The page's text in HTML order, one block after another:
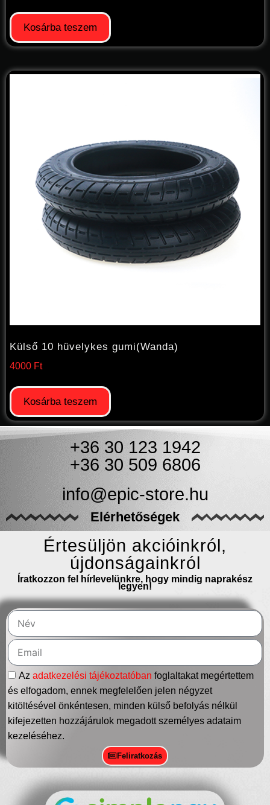
Kosárba teszem
Külső 10 hüvelykes gumi(Wanda)
4000 Ft
Kosárba teszem
+36 30 123 1942
+36 30 509 6806
info@epic-store.hu
Elérhetőségek
Értesüljön akcióinkról,
újdonságainkról
Íratkozzon fel hírlevelünkre, hogy mindig naprakész
legyen!
Az adatkezelési tájékoztatóban foglaltakat megértettem
és elfogadom, ennek megfelelően jelen négyzet
kitöltésével önkéntesen, minden külső befolyás nélkül
kifejezetten hozzájárulok megadott személyes adataim
kezeléséhez.
Feliratkozás